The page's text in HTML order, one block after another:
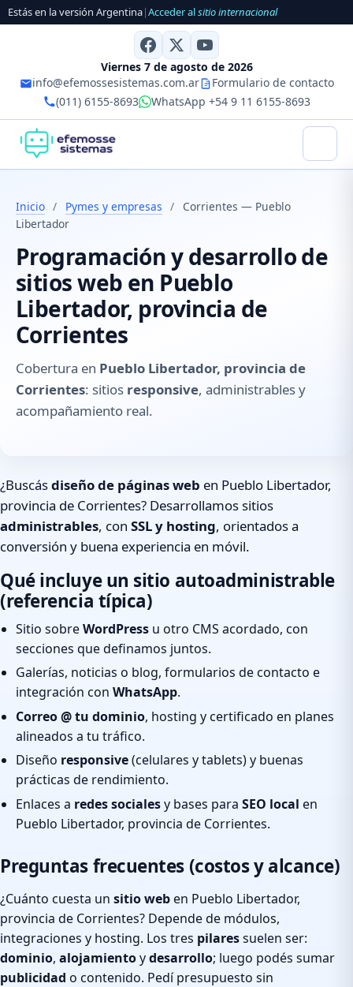
Estás en la versión Argentina|Acceder alsitio internacional
Viernes 7 de agosto de 2026
info@efemossesistemas.com.ar
Formulario de contacto
(011) 6155-8693
WhatsApp +54 9 11 6155-8693
Inicio / Pymes y empresas /
Corrientes — Pueblo
Libertador
Programación y desarrollo de
sitios web en Pueblo
Libertador, provincia de
Corrientes
Cobertura en Pueblo Libertador, provincia de
Corrientes: sitios responsive, administrables y
acompañamiento real.
¿Buscásdiseño de páginas web en Pueblo Libertador,
provincia de Corrientes? Desarrollamos sitios
administrables, con SSL y hosting, orientados a
conversión y buena experiencia en móvil.
Qué incluye un sitio autoadministrable
(referencia típica)
Sitio sobreWordPress u otro CMS acordado, con
secciones que definamos juntos.
Galerías, noticias o blog, formularios de contacto e
integración con WhatsApp.
Correo @ tu dominio, hosting y certificado en planes
alineados a tu tráfico.
Diseño responsive(celulares y tablets) y buenas
prácticas de rendimiento.
Enlaces a redes socialesy bases para SEO local en
Pueblo Libertador, provincia de Corrientes.
Preguntas frecuentes (costos y alcance)
¿Cuánto cuesta un sitio weben Pueblo Libertador,
provincia de Corrientes? Depende de módulos,
integraciones y hosting. Los tres pilaressuelen ser:
dominio, alojamientoydesarrollo; luego podés sumar
publicidad o contenido. Pedí presupuesto sin